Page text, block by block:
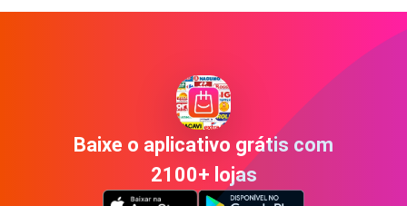
Baixe o aplicativo grátis com
2100+ lojas